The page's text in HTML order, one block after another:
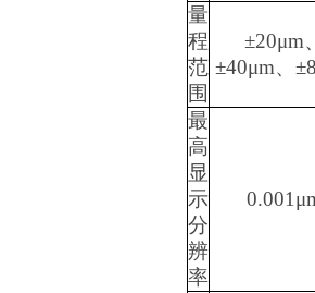
量
程
范
围
±20μm
±40μm、
最
高
显
示
分
辨
率